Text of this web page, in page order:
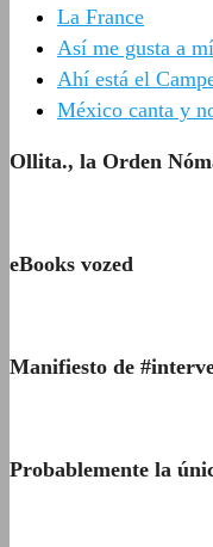
La France
Así me gusta a mí
Ahí está el
México canta y
Ollita., la Orden
eBooks vozed
Manifiesto de
Probablemente la